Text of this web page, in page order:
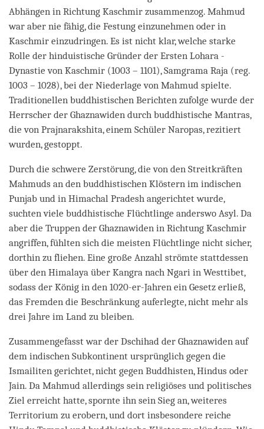
Abhängen in Richtung Kaschmir zusammenzog. Mahmud
war aber nie fähig, die Festung einzunehmen oder in
Kaschmir einzudringen. Es ist nicht klar, welche starke
Rolle der hinduistische Gründer der Ersten Lohara -
Dynastie von Kaschmir (1003 – 1101), Samgrama Raja (reg.
1003 – 1028), bei der Niederlage von Mahmud spielte.
Traditionellen buddhistischen Berichten zufolge wurde der
Herrscher der Ghaznawiden durch buddhistische Mantras,
die von Prajnarakshita, einem Schüler Naropas, rezitiert
wurden, gestoppt.
Durch die schwere Zerstörung, die von den Streitkräften
Mahmuds an den buddhistischen Klöstern im indischen
Punjab und in Himachal Pradesh angerichtet wurde,
suchten viele buddhistische Flüchtlinge anderswo Asyl. Da
aber die Truppen der Ghaznawiden in Richtung Kaschmir
angriffen, fühlten sich die meisten Flüchtlinge nicht sicher,
dorthin zu fliehen. Eine große Anzahl strömte stattdessen
über den Himalaya über Kangra nach Ngari in Westtibet,
sodass der König in den 1020-er-Jahren ein Gesetz erließ,
das Fremden die Beschränkung auferlegte, nicht mehr als
drei Jahre im Land zu bleiben.
Zusammengefasst war der Dschihad der Ghaznawiden auf
dem indischen Subkontinent ursprünglich gegen die
Ismailiten gerichtet, nicht gegen Buddhisten, Hindus oder
Jain. Da Mahmud allerdings sein religiöses und politisches
Ziel erreicht hatte, spornte ihn sein Sieg an, weiteres
Territorium zu erobern, und dort insbesondere reiche